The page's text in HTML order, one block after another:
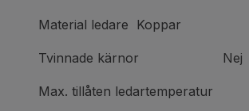
Material ledare Koppar
Tvinnade kärnor Nej
Max. tillåten